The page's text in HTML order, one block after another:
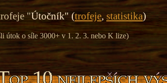
"Útočník" (trofeje, statistika)
útok o síle 3000+ v 1. 2. 3. nebo K lize)